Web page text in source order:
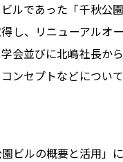
ルであった「千秋公
し、リニューアルオ
会並びに北嶋社長か
ンセプトなどについ
ビルの概要と活用」